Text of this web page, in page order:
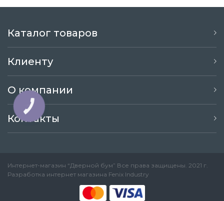
Каталог товаров
Клиенту
О компании
Контакты
Интернет-магазин “Дверной бум” Все права защищены. 2021 г.
Разработка интернет магазина Fenix Industry
КНОПКА
ЗВ'ЯЗКУ